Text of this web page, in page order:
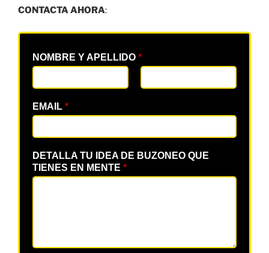
CONTACTA AHORA:
NOMBRE Y APELLIDO *
EMAIL *
DETALLA TU IDEA DE BUZONEO QUE
TIENES EN MENTE *